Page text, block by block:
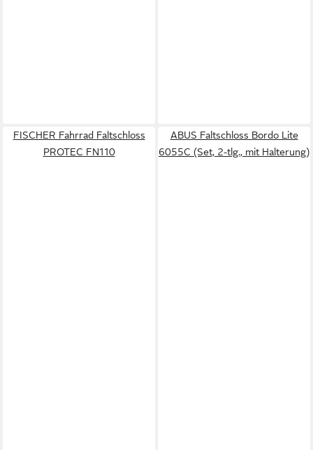
FISCHER Fahrrad Faltschloss
PROTEC FN110
ABUS Faltschloss Bordo Lite
6055C (Set, 2-tlg., mit Halterung)